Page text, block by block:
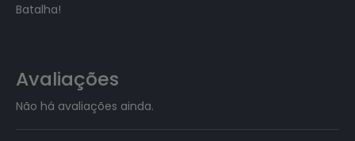
Batalha!
Avaliações
Não há avaliações ainda.